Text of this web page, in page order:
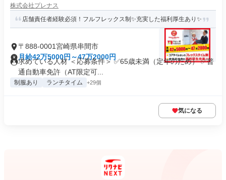
株式会社プレナス
店舗責任者経験必須！フルフレックス制✨充実した福利厚生あり✨
〒888-0001宮崎県串間市
月給42万5000円～47万2000円
求めている人材 ＜応募条件＞ ✅65歳未満（定年のため） ✅普
通自動車免許（AT限定可...
制服あり ランチタイム +29個
気になる